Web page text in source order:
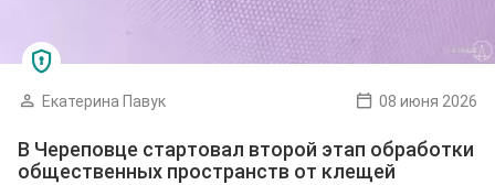
Екатерина Павук 08 июня 2026
В Череповце стартовал второй этап обработки
общественных пространств от клещей